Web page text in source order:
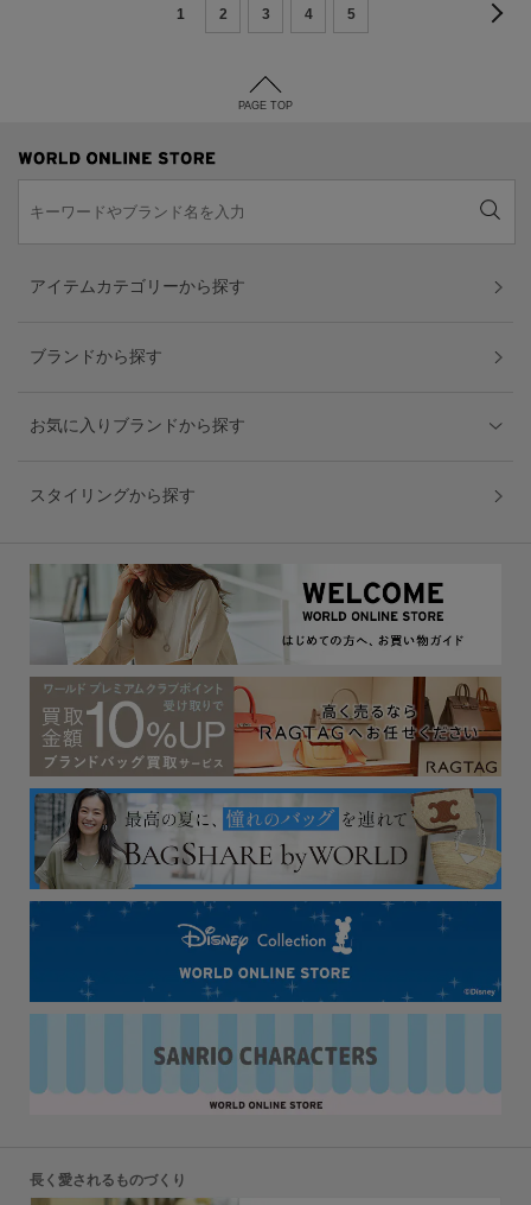
1 2 3 4 5
PAGE TOP
アイテムカテゴリーから探す
ブランドから探す
お気に入りブランドから探す
スタイリングから探す
長く愛されるものづくり